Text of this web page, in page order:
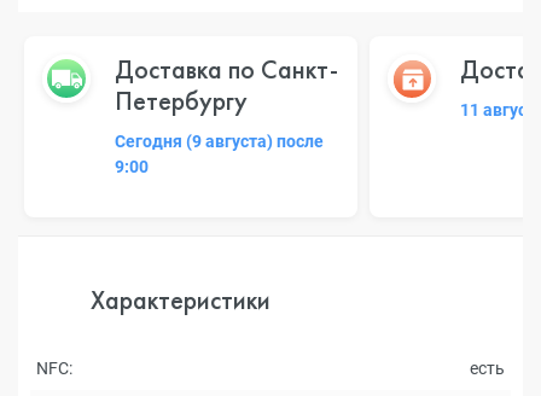
Доставка по Санкт-
Петербургу
Сегодня (9 августа) после
9:00
11
Характеристики
NFC: есть